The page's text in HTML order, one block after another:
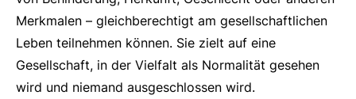
Merkmalen – gleichberechtigt am gesellschaftlichen
Leben teilnehmen können. Sie zielt auf eine
Gesellschaft, in der Vielfalt als Normalität gesehen
wird und niemand ausgeschlossen wird.